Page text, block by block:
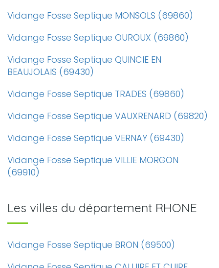
Vidange Fosse Septique MONSOLS (69860)
Vidange Fosse Septique OUROUX (69860)
Vidange Fosse Septique QUINCIE EN
BEAUJOLAIS (69430)
Vidange Fosse Septique TRADES (69860)
Vidange Fosse Septique VAUXRENARD (69820)
Vidange Fosse Septique VERNAY (69430)
Vidange Fosse Septique VILLIE MORGON
(69910)
Les villes du département RHONE
Vidange Fosse Septique BRON (69500)